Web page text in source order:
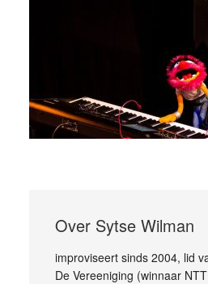
Over Sytse Wilman
improviseert sinds 2004, lid
De Vereeniging (winnaar